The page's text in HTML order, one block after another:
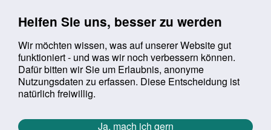
Helfen Sie uns, besser zu werden
Wir möchten wissen, was auf unserer Website gut
funktioniert - und was wir noch verbessern können.
Dafür bitten wir Sie um Erlaubnis, anonyme
Nutzungsdaten zu erfassen. Diese Entscheidung ist
natürlich freiwillig.
Ja, mach ich gern
Suchbegriff:
Sie befinden sich hier:
Startseite Aktuelles Aktuelle Meldungen
Aktuelle Meldungen